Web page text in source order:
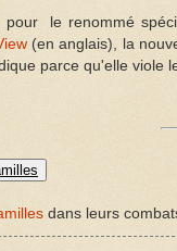
pour le renommé
(en anglais), la
parce qu'elle viole
dans leurs